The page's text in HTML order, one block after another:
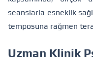
seanslarla esneklik
temposuna rağmen
Uzman Klinik